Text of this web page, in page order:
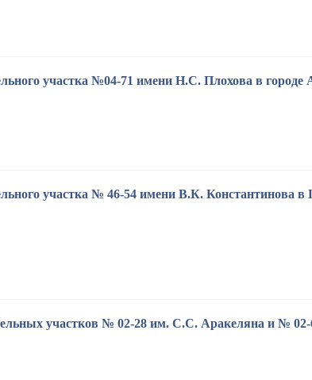
участка №04-71 имени Н.С. Плохова в городе
участка № 46-54 имени В.К. Константинова в
участков № 02-28 им. С.С. Аракеляна и №